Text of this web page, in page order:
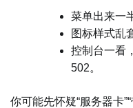
菜单出来一
图标样式乱
控制台一看
502。
你可能先怀疑“服务器卡”“